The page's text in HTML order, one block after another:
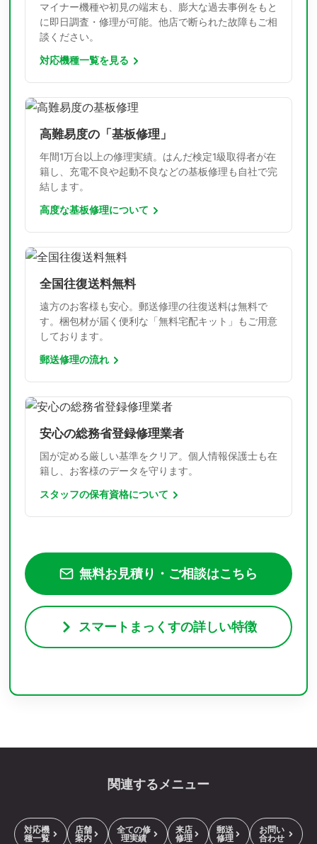
マイナー機種や初見の端末も、膨大な過去事例をもと
に即日調査・修理が可能。他店で断られた故障もご相
談ください。
対応機種一覧を見る
高難易度の「基板修理」
年間1万台以上の修理実績。はんだ検定1級取得者が在
籍し、充電不良や起動不良などの基板修理も自社で完
結します。
高度な基板修理について
全国往復送料無料
遠方のお客様も安心。郵送修理の往復送料は無料で
す。梱包材が届く便利な「無料宅配キット」もご用意
しております。
郵送修理の流れ
安心の総務省登録修理業者
国が定める厳しい基準をクリア。個人情報保護士も在
籍し、お客様のデータを守ります。
スタッフの保有資格について
無料お見積り・ご相談はこちら
スマートまっくすの詳しい特徴
関連するメニュー
対応機
種一覧
店舗
案内
全ての修
理実績
来店
修理
郵送
修理
お問い
合わせ